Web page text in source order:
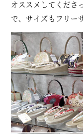
オススメしてくださ
で、サイズもフリー